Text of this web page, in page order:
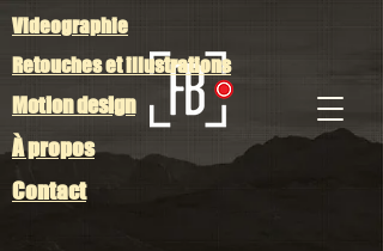
Videographie
Motion design
À propos
Contact
Retouches et illustrations